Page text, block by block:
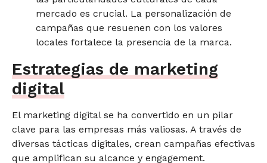
mercado es crucial. La personalización de
campañas que resuenen con los valores
locales fortalece la presencia de la marca.
Estrategias de marketing
digital
El marketing digital se ha convertido en un pilar
clave para las empresas más valiosas. A través de
diversas tácticas digitales, crean campañas efectivas
que amplifican su alcance y engagement.